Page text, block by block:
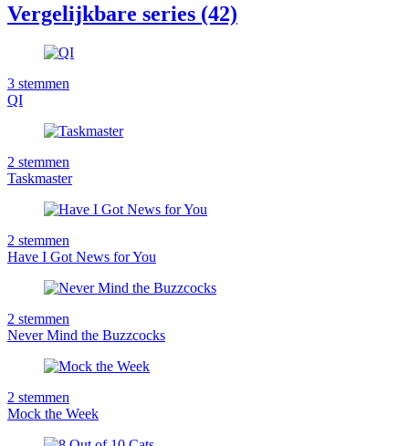
Vergelijkbare series (42)
3 stemmen
QI
2 stemmen
Taskmaster
2 stemmen
Have I Got News for You
2 stemmen
Never Mind the Buzzcocks
2 stemmen
Mock the Week